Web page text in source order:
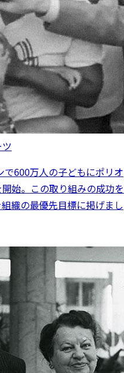
600万人の子どもにポリオ
始。この取り組みの成功を
織の最優先目標に掲げまし